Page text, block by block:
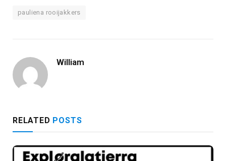
pauliena rooijakkers
William
RELATED POSTS